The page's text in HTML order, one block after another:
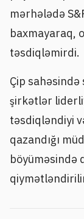
mərhələdə
baxmayaraq,
təsdiqləmirdi.
Çip
şirkətlər
təsdiqləndiyi
qazandığı
böyüməsində